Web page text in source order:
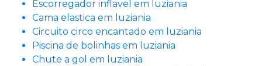
Escorregador inflavel em luziania
Cama elastica em luziania
Circuito circo encantado em luziania
Piscina de bolinhas em luziania
Chute a gol em luziania